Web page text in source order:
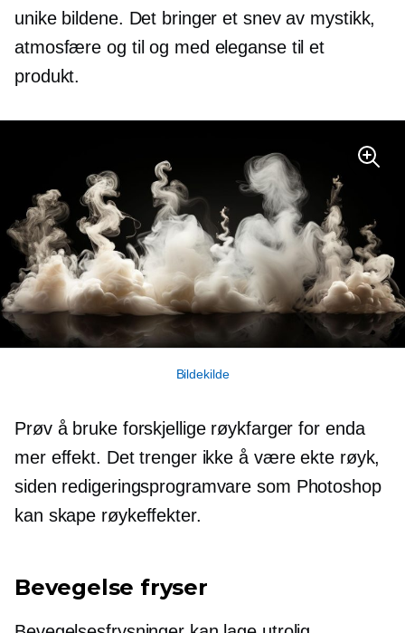
unike bildene. Det bringer et snev av mystikk,
atmosfære og til og med eleganse til et
produkt.
Bildekilde
Prøv å bruke forskjellige røykfarger for enda
mer effekt. Det trenger ikke å være ekte røyk,
siden redigeringsprogramvare som Photoshop
kan skape røykeffekter.
Bevegelse fryser